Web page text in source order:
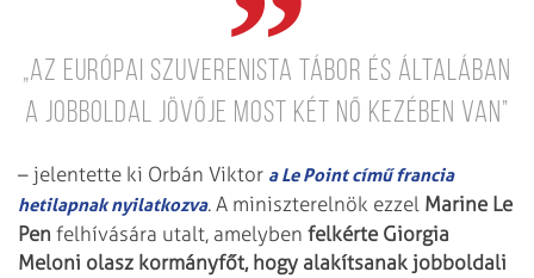
„Az európai szuverenista tábor és általában
a jobboldal jövője most két nő kezében van”
– jelentette ki Orbán Viktor a Le Point című francia
hetilapnak nyilatkozva. A miniszterelnök ezzel Marine Le
Pen felhívására utalt, amelyben felkérte Giorgia
Meloni olasz kormányfőt, hogy alakítsanak jobboldali